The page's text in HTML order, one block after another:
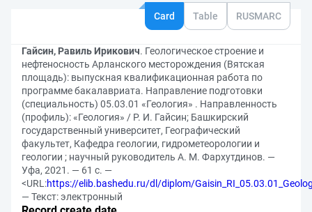
Card Table RUSMARC
Гайсин, Равиль Ирикович. Геологическое строение и
нефтеносность Арланского месторождения (Вятская
площадь): выпускная квалификационная работа по
программе бакалавриата. Направление подготовки
(специальность) 05.03.01 «Геология» . Направленность
(профиль): «Геология» / Р. И. Гайсин; Башкирский
государственный университет, Географический
факультет, Кафедра геологии, гидрометеорологии и
геологии ; научный руководитель А. М. Фархутдинов. —
Уфа, 2021. — 61 с. —
<URL:https://elib.bashedu.ru/dl/diplom/
— Текст: электронный